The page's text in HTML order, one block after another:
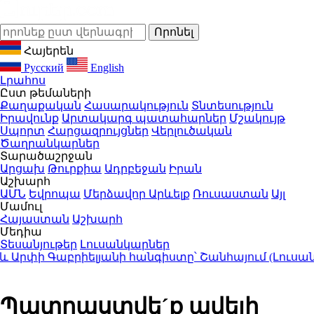
Հայերեն
Русский
English
Լրահոս
Ըստ թեմաների
Քաղաքական Հասարակություն Տնտեսություն
Իրավունք Արտակարգ պատահարներ Մշակույթ
Սպորտ Հարցազրույցներ Վերլուծական
Ծաղրանկարներ
Տարածաշրջան
Արցախ Թուրքիա Ադրբեջան Իրան
Աշխարհ
ԱՄՆ Եվրոպա Մերձավոր Արևելք Ռուսաստան Այլ
Մամուլ
Հայաստան Աշխարհ
Մեդիա
Տեսանյութեր Լուսանկարներ
Գաբրիելյանի հանգիստը՝ Շանհայում
Պատրաստվե´ք ավելի